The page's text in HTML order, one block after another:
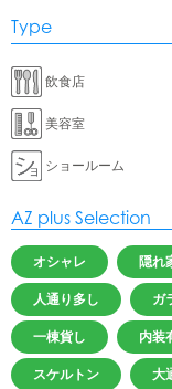
Type
飲食店
美容室
ショールーム
AZ plus Selection
オシャレ 隠れ
人通り多し ガ
一棟貨し 内装
スケルトン 大